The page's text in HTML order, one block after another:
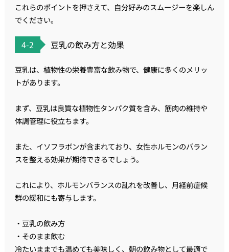
これらのポイントを押さえて、自分好みのスムージーを楽しん
でください。
4-2 豆乳の飲み方と効果
豆乳は、植物性の栄養豊富な飲み物で、健康に多くのメリッ
トがあります。
まず、豆乳は良質な植物性タンパク質を含み、筋肉の維持や
体調管理に役立ちます。
また、イソフラボンが含まれており、女性ホルモンのバラン
スを整える効果が期待できるでしょう。
これにより、ホルモンバランスの乱れを改善し、月経前症候
群の緩和にも寄与します。
・豆乳の飲み方
・そのまま飲む
冷たいままでも温めても美味しく、朝の飲み物として最適で